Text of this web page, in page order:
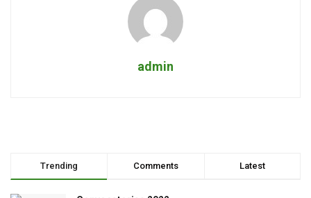
admin
Trending Comments Latest